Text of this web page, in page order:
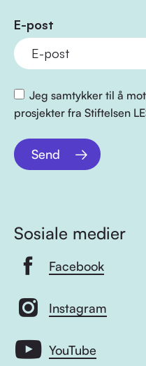
E-post
Jeg samtykker til å
prosjekter fra Stiftelsen
Send
Sosiale medier
Facebook
Instagram
YouTube